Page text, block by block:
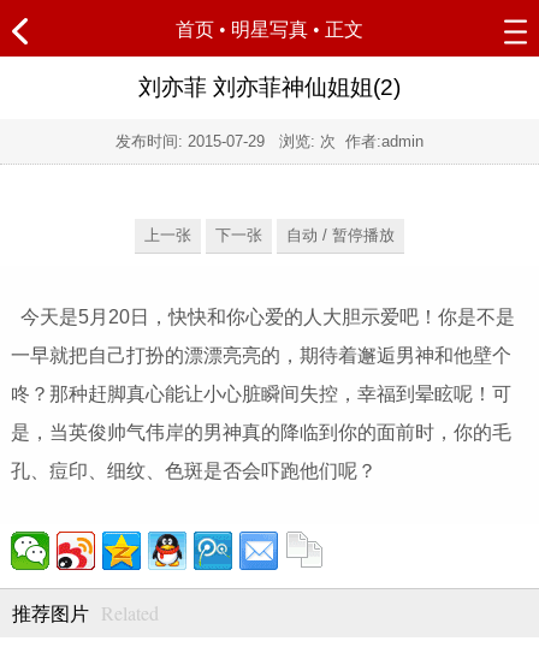
首页 • 明星写真 • 正文
刘亦菲 刘亦菲神仙姐姐(2)
发布时间: 2015-07-29 浏览: 次 作者:admin
上一张 下一张 自动 / 暂停播放
今天是5月20日，快快和你心爱的人大胆示爱吧！你是不是
一早就把自己打扮的漂漂亮亮的，期待着邂逅男神和他壁个
咚？那种赶脚真心能让小心脏瞬间失控，幸福到晕眩呢！可
是，当英俊帅气伟岸的男神真的降临到你的面前时，你的毛
孔、痘印、细纹、色斑是否会吓跑他们呢？
推荐图片 Related